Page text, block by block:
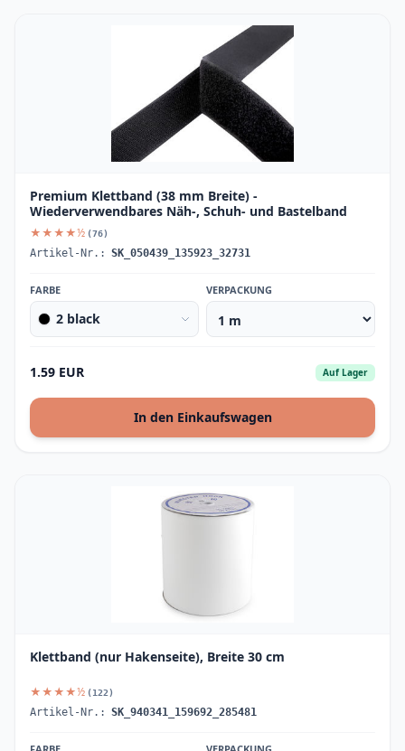
Premium Klettband (38 mm Breite) -
Wiederverwendbares Näh-, Schuh- und Bastelband
★★★★½ (76)
Artikel-Nr.: SK_050439_135923_32731
FARBE
2 black
VERPACKUNG
1.59 EUR Auf Lager
In den Einkaufswagen
Klettband (nur Hakenseite), Breite 30 cm
★★★★½ (122)
Artikel-Nr.: SK_940341_159692_285481